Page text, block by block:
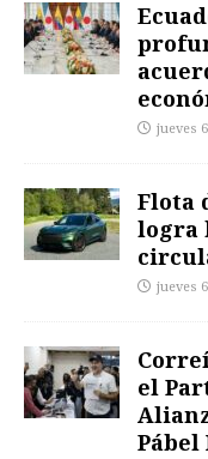
jueves
Flota
logra
jueves
el
Pábel